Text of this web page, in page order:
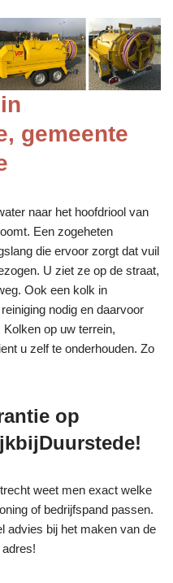
gemeente
naar het hoofdriool van
Een zogeheten
die ervoor zorgt dat vuil
U ziet ze op de straat,
Ook een kolk in
nodig en daarvoor
op uw terrein,
u zelf te onderhouden. Zo
op
weet men exact welke
of bedrijfspand passen.
advies bij het maken van de